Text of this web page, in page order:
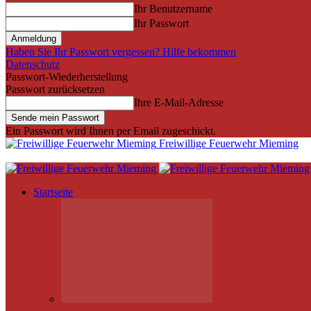
Ihr Benutzername
Ihr Passwort
Haben Sie Ihr Passwort vergessen? Hilfe bekommen
Datenschutz
Passwort-Wiederherstellung
Passwort zurücksetzen
Ihre E-Mail-Adresse
Ein Passwort wird Ihnen per Email zugeschickt.
Freiwillige Feuerwehr Mieming
Startseite